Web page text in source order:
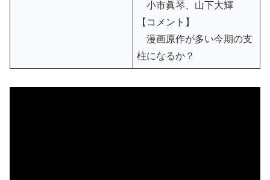
小市眞琴、山下大輝
【コメント】
漫画原作が多い今期の支
柱になるか？